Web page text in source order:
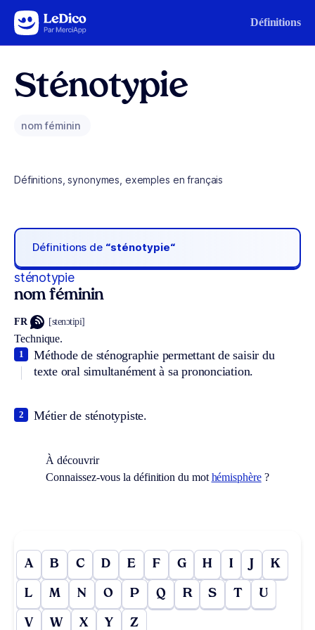
Aller au contenu Définitions
Sténotypie
nom féminin
Définitions, synonymes, exemples en français
Définitions de “sténotypie“
sténotypie
nom féminin
FR [stenɔtipi]
Technique.
Méthode de sténographie permettant de saisir du
texte oral simultanément à sa prononciation.
1
Métier de sténotypiste.
2
À découvrir
Connaissez-vous la définition du mot hémisphère?
A B C D E F G H I J K
L M N O P Q R S T U
V W X Y Z